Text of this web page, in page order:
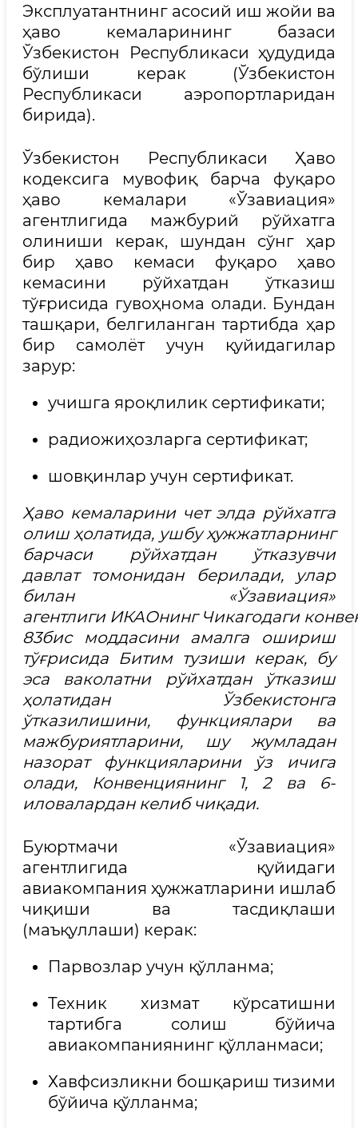
Эксплуатантнинг асосий иш жойи ва
ҳаво кемаларининг базаси
Ўзбекистон Республикаси ҳудудида
бўлиши керак (Ўзбекистон
Республикаси аэропортларидан
бирида).
Ўзбекистон Республикаси Ҳаво
кодексига мувофиқ барча фуқаро
ҳаво кемалари «Ўзавиация»
агентлигида мажбурий рўйхатга
олиниши керак, шундан сўнг ҳар
бир ҳаво кемаси фуқаро ҳаво
кемасини рўйхатдан ўтказиш
тўғрисида гувоҳнома олади. Бундан
ташқари, белгиланган тартибда ҳар
бир самолёт учун қуйидагилар
зарур:
учишга яроқлилик сертификати;
радиожиҳозларга сертификат;
шовқинлар учун сертификат.
Ҳаво кемаларини чет элда рўйхатга
олиш ҳолатида, ушбу ҳужжатларнинг
барчаси рўйхатдан ўтказувчи
давлат томонидан берилади, улар
билан «Ўзавиация»
агентлиги ИКАОнинг Чикагодаги
83бис моддасини амалга ошириш
тўғрисида Битим тузиши керак, бу
эса ваколатни рўйхатдан ўтказиш
ҳолатидан Ўзбекистонга
ўтказилишини, функциялари ва
мажбуриятларини, шу жумладан
назорат функцияларини ўз ичига
олади, Конвенциянинг 1, 2 ва 6-
иловалардан келиб чиқади.
Буюртмачи «Ўзавиация»
агентлигида қуйидаги
авиакомпания ҳужжатларини ишлаб
чиқиши ва тасдиқлаши
(маъқуллаши) керак:
Парвозлар учун қўлланма;
Техник хизмат кўрсатишни
тартибга солиш бўйича
авиакомпаниянинг қўлланмаси;
Хавфсизликни бошқариш тизими
бўйича қўлланма;